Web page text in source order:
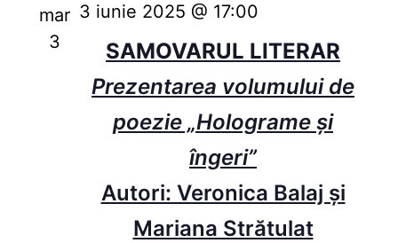
mar
3
SAMOVARUL LITERAR
Prezentarea volumului de
poezie „Holograme și
îngeri”
Autori: Veronica Balaj și
Mariana Strătulat
3 iunie 2025 @ 17:00